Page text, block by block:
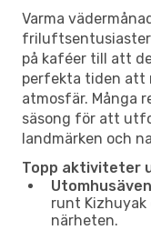
Varma
friluftsentusiaster
på kaféer till att
perfekta tiden att
atmosfär. Många
säsong för att
landmärken och
Topp aktiviteter
runt
närheten.